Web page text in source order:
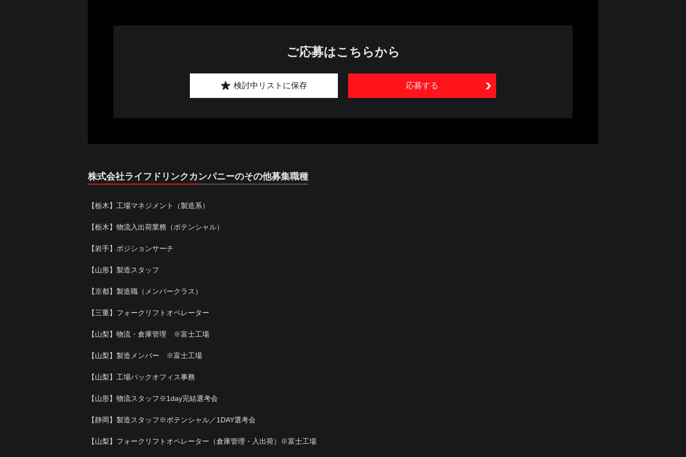
ご応募はこちらから
応募する
検討中リストに保存
株式会社ライフドリンクカンパニーのその他募集職種
【栃木】工場マネジメント（製造系）
【栃木】物流入出荷業務（ポテンシャル）
【岩手】ポジションサーチ
【山形】製造スタッフ
【京都】製造職（メンバークラス）
【三重】フォークリフトオペレーター
【山梨】物流・倉庫管理 ※富士工場
【山梨】製造メンバー ※富士工場
【山梨】工場バックオフィス事務
【山形】物流スタッフ※1day完結選考会
【静岡】製造スタッフ※ポテンシャル／1DAY選考会
【山梨】フォークリフトオペレーター（倉庫管理・入出荷）※富士工場